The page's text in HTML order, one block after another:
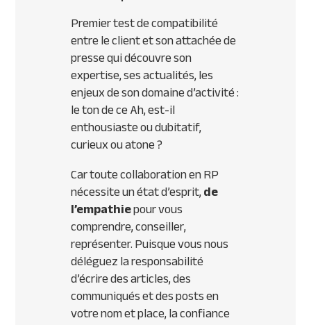
Premier test de compatibilité
entre le client et son attachée de
presse qui découvre son
expertise, ses actualités, les
enjeux de son domaine d’activité :
le ton de ce Ah, est-il
enthousiaste ou dubitatif,
curieux ou atone ?
Car toute collaboration en RP
nécessite un état d’esprit,de
l’empathiepour vous
comprendre, conseiller,
représenter. Puisque vous nous
déléguez la responsabilité
d’écrire des articles, des
communiqués et des posts en
votre nom et place, la confiance